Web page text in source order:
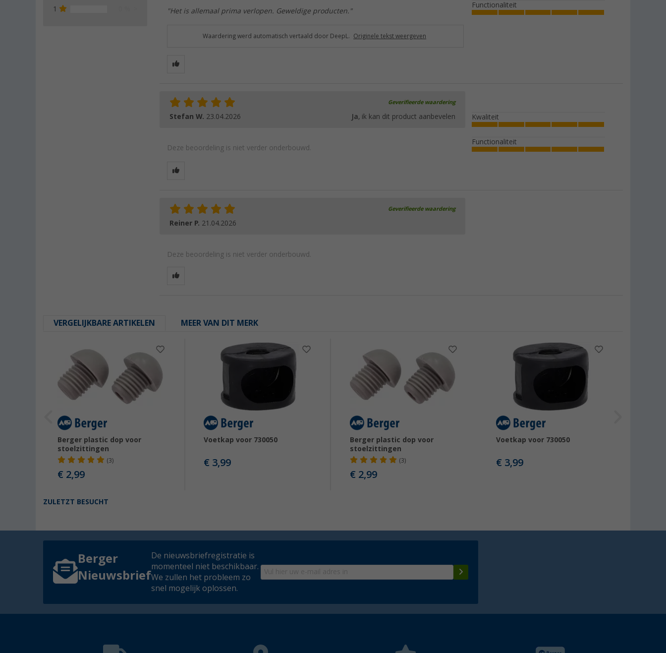
In meerdere uitvoeringen verkrijgbaar
Berger Iseo beensteun luxe XL
Berger Tesino klapstoel (diverse
modellen)
(Over
vanaf€ 79,99Adviesprijs
1
"Het is allemaal prima verlopen. Geweldige producten."
Functionaliteit
Waardering werd automatisch vertaald door DeepL. Originele tekst weergeven
Geverifieerde waardering
Stefan W. 23.04.2026 Ja, ik kan dit product aanbevelen
Deze beoordeling is niet verder onderbouwd.
Kwaliteit
Functionaliteit
Geverifieerde waardering
Reiner P. 21.04.2026
Deze beoordeling is niet verder onderbouwd.
VERGELIJKBARE ARTIKELEN MEER VAN DIT MERK
Berger plastic dop voor
stoelzittingen
(3)
€ 2,99
Voetkap voor 730050
€ 3,99
Berger plastic dop voor
stoelzittingen
(3)
€ 2,99
Voetkap voor 730050
€ 3,99
ZULETZT BESUCHT
Berger
Nieuwsbrief
De nieuwsbriefregistratie is
momenteel niet beschikbaar.
We zullen het probleem zo
snel mogelijk oplossen.